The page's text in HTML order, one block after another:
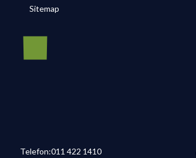
Sitemap
Telefon:011 422 1410